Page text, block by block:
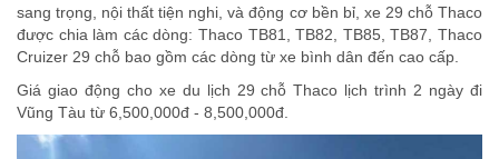
sang trọng, nội thất tiện nghi, và động cơ bền bỉ, xe 29 chỗ Thaco
được chia làm các dòng: Thaco TB81, TB82, TB85, TB87, Thaco
Cruizer 29 chỗ bao gồm các dòng từ xe bình dân đến cao cấp.
Giá giao động cho xe du lịch 29 chỗ Thaco lịch trình 2 ngày đi
Vũng Tàu từ 6,500,000đ - 8,500,000đ.